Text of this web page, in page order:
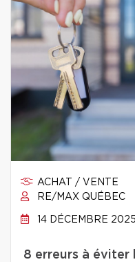
ACHAT / VENTE
RE/MAX QUÉBEC
14 DÉCEMBRE 2025
8 erreurs à éviter